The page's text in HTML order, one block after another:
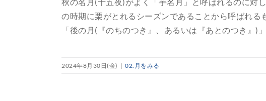
の時期に栗がとれるシーズンであることから呼ばれる
「後の月(『のちのつき』、あるいは『あとのつき』)
2024年8月30日(金) | 02.月をみる